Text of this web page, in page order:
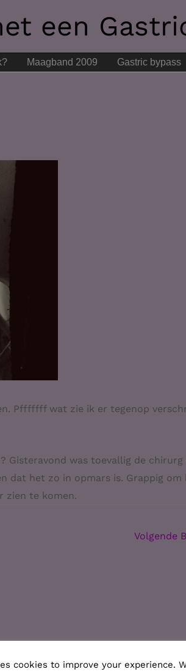
een
Maagband 2009 Gastric bypass
Pfffffff wat zie ik er tegenop
Gisteravond was toevallig de
dat het zo in opmars is. Grappig om
zien te komen.
Volgende
cookies to improve your experience.